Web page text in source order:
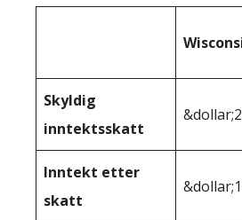
Skyldig
inntektsskatt
Inntekt etter
skatt